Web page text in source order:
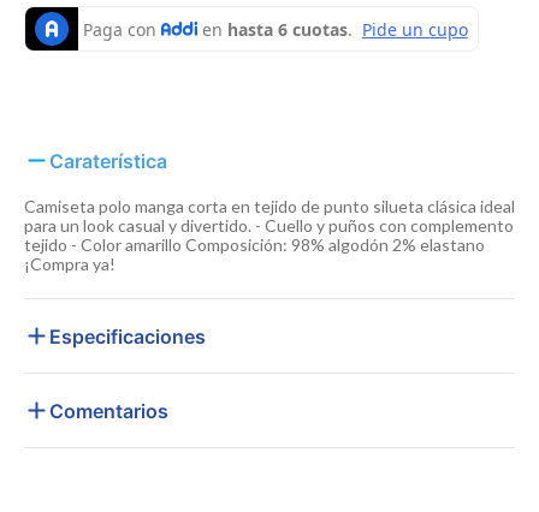
Caraterística
Camiseta polo manga corta en tejido de punto silueta clásica ideal
para un look casual y divertido. - Cuello y puños con complemento
tejido - Color amarillo Composición: 98% algodón 2% elastano
¡Compra ya!
Especificaciones
Comentarios